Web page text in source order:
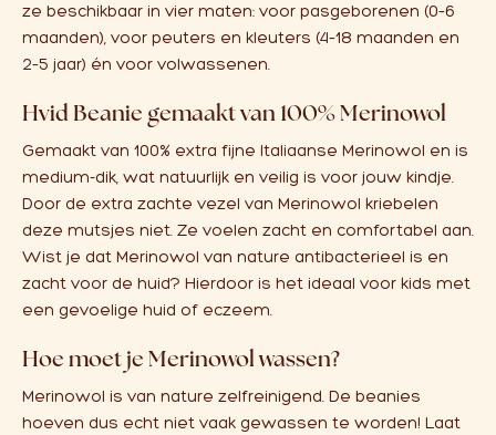
ze beschikbaar in vier maten: voor pasgeborenen (0–6
maanden), voor peuters en kleuters (4–18 maanden en
2–5 jaar) én voor volwassenen.
Hvid Beanie gemaakt van 100% Merinowol
Gemaakt van 100% extra fijne Italiaanse Merinowol en is
medium-dik, wat natuurlijk en veilig is voor jouw kindje.
Door de extra zachte vezel van Merinowol kriebelen
deze mutsjes niet. Ze voelen zacht en comfortabel aan.
Wist je dat Merinowol van nature antibacterieel is en
zacht voor de huid? Hierdoor is het ideaal voor kids met
een gevoelige huid of eczeem.
Hoe moet je Merinowol wassen?
Merinowol is van nature zelfreinigend. De beanies
hoeven dus echt niet vaak gewassen te worden! Laat